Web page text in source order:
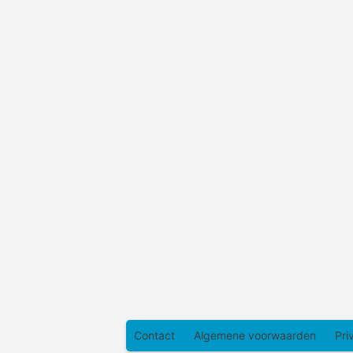
Contact Algemene voorwaarden